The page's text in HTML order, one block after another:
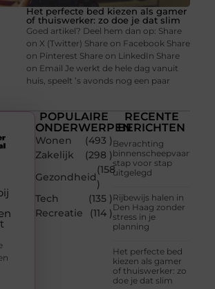
Het perfecte bed kiezen als gamer
of thuiswerker: zo doe je dat slim
Goed artikel? Deel hem dan op: Share
on X (Twitter) Share on Facebook Share
on Pinterest Share on LinkedIn Share
on Email Je werkt de hele dag vanuit
huis, speelt ’s avonds nog een paar
POPULAIRE
ONDERWERPEN
Wonen
(493 )
Zakelijk
(298 )
Gezondheid
(158
)
Tech
(135 )
Recreatie
(114 )
RECENTE
BERICHTEN
Bevrachting
binnenscheepvaart
stap voor stap
uitgelegd
Rijbewijs halen in
Den Haag zonder
stress in je
planning
Het perfecte bed
kiezen als gamer
of thuiswerker: zo
doe je dat slim